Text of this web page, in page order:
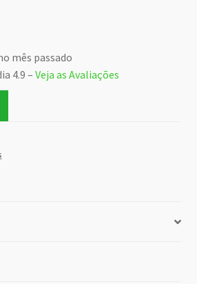
mês passado
4.9 – Veja as Avaliações